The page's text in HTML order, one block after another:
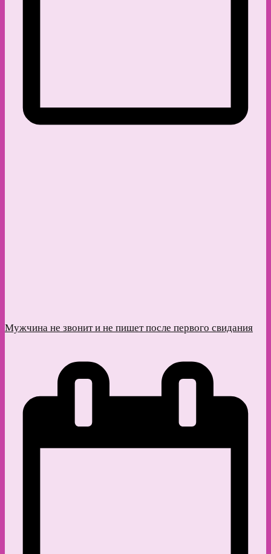
Мужчина не звонит и не пишет после первого свидания